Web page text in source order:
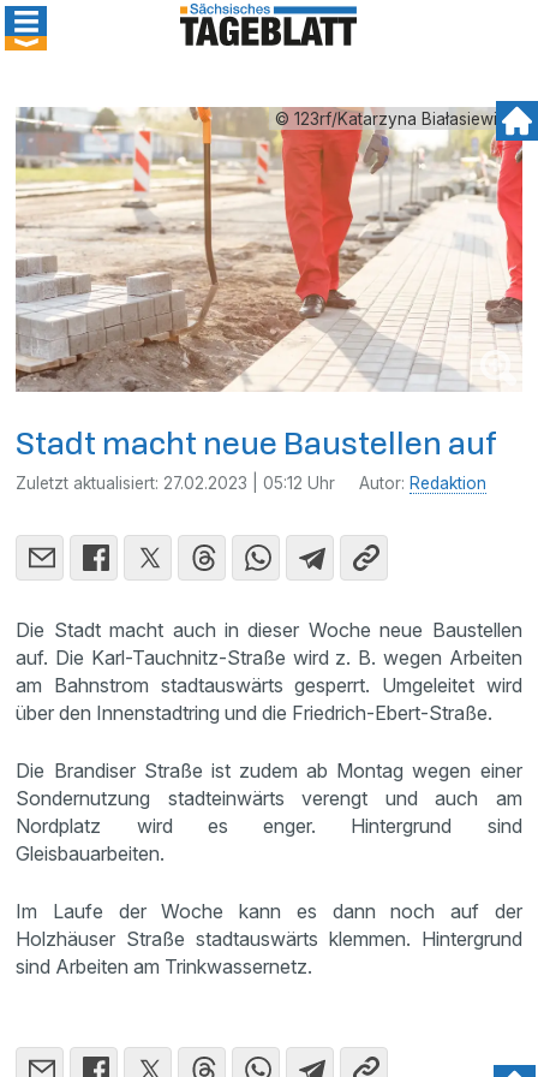
© 123rf/Katarzyna Białasiewicz
Stadt macht neue Baustellen auf
Zuletzt aktualisiert: 27.02.2023 | 05:12 Uhr Autor: Redaktion
Die Stadt macht auch in dieser Woche neue Baustellen
auf. Die Karl-Tauchnitz-Straße wird z. B. wegen Arbeiten
am Bahnstrom stadtauswärts gesperrt. Umgeleitet wird
über den Innenstadtring und die Friedrich-Ebert-Straße.
Die Brandiser Straße ist zudem ab Montag wegen einer
Sondernutzung stadteinwärts verengt und auch am
Nordplatz wird es enger. Hintergrund sind
Gleisbauarbeiten.
Im Laufe der Woche kann es dann noch auf der
Holzhäuser Straße stadtauswärts klemmen. Hintergrund
sind Arbeiten am Trinkwassernetz.